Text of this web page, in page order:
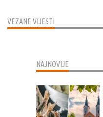
VEZANE VIJESTI
NAJNOVIJE